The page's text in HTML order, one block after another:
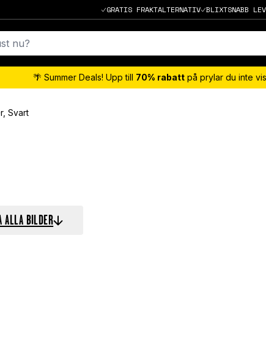
GRATIS FRAKTALTERNATIV BLIXTSNABB
🌴 Summer Deals! Upp till 70% rabatt på prylar du inte
Svart
ALLA BILDER